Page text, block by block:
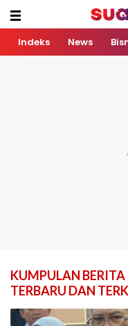
Indeks News
KUMPULAN
TERBARU DAN